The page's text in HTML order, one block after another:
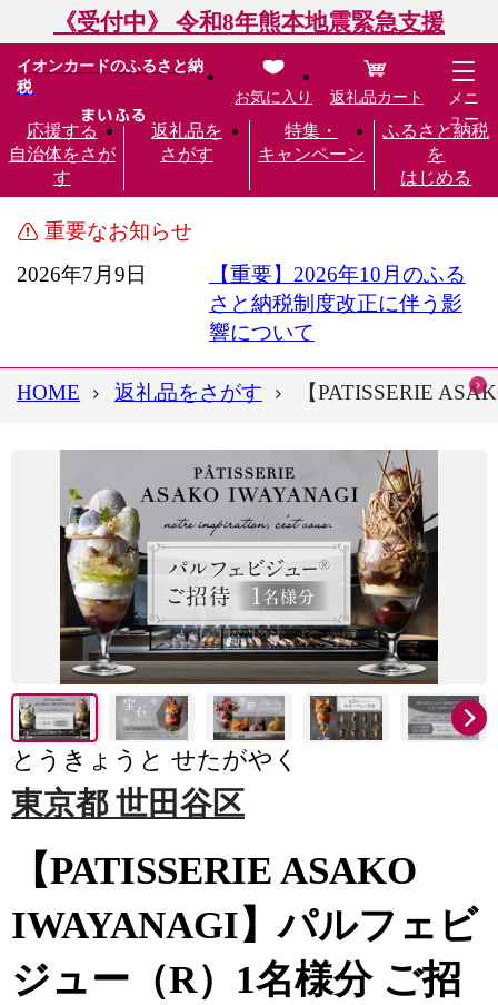
《受付中》 令和8年熊本地震緊急支援
イオンカードのふるさと納
税
応援する
自治体をさが
す
返礼品を
さがす
特集・
キャンペーン
ふるさと納税
を
はじめる
お気に入り 返礼品カート
メニ
ュー
重要なお知らせ
2026年7月9日
【重要】2026年10月のふる
さと納税制度改正に伴う影
響について
HOME 返礼品をさがす 【PATISSERIE
とうきょうと せたがやく
東京都 世田谷区
【PATISSERIE ASAKO
IWAYANAGI】パルフェビ
ジュー（R）1名様分 ご招